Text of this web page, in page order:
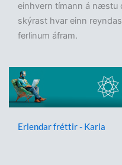
einhvern tímann á næstu
skýrast hvar einn
ferlinum áfram.
Erlendar fréttir - Karla